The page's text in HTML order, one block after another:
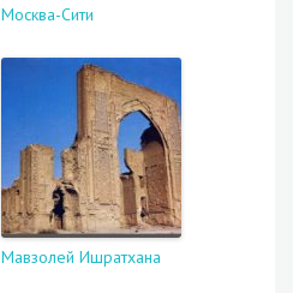
Москва-Сити
Мавзолей Ишратхана